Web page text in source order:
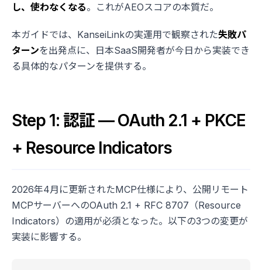
し、使わなくなる。これがAEOスコアの本質だ。
本ガイドでは、KanseiLinkの実運用で観察された失敗パ
ターンを出発点に、日本SaaS開発者が今日から実装でき
る具体的なパターンを提供する。
Step 1: 認証 — OAuth 2.1 + PKCE
+ Resource Indicators
2026年4月に更新されたMCP仕様により、公開リモート
MCPサーバーへのOAuth 2.1 + RFC 8707（Resource
Indicators）の適用が必須となった。以下の3つの変更が
実装に影響する。